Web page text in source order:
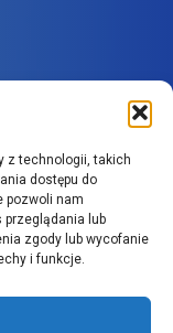
z technologii, takich
dostępu do
pozwoli nam
lub
zgody lub wycofanie
i funkcje.
w
naszych